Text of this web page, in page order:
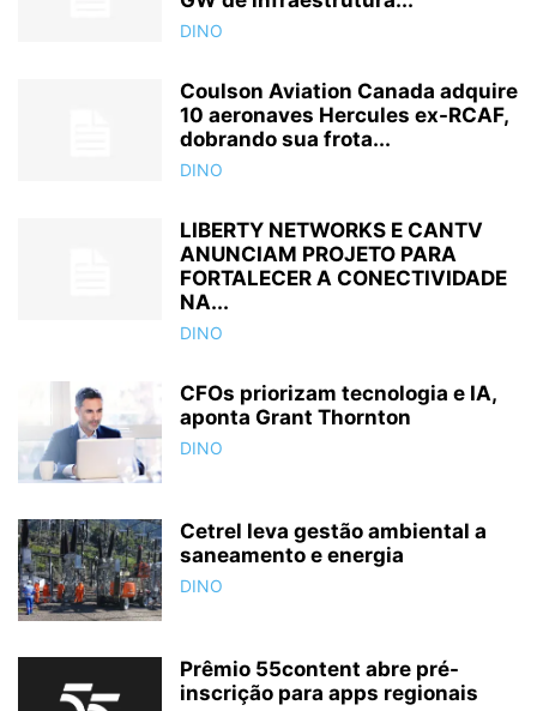
DINO
Coulson Aviation Canada adquire
10 aeronaves Hercules ex-RCAF,
dobrando sua frota...
DINO
LIBERTY NETWORKS E CANTV
ANUNCIAM PROJETO PARA
FORTALECER A CONECTIVIDADE
NA...
DINO
CFOs priorizam tecnologia e IA,
aponta Grant Thornton
DINO
Cetrel leva gestão ambiental a
saneamento e energia
DINO
Prêmio 55content abre pré-
inscrição para apps regionais